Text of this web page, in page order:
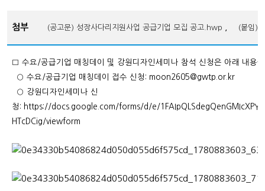
첨부 (공고문) 성장사다리지원사업 공급기업 모집 공고.hwp (붙임)
□ 수요/공급기업 매칭데이 및 강원디자인세미나 참석 신청은 아래 내용
○ 수요/공급기업 매칭데이 접수 신청: moon2605@gwtp.or.kr
○ 강원디자인세미나 신
청: https://docs.google.com/forms/d/e/
HTcDCig/viewform